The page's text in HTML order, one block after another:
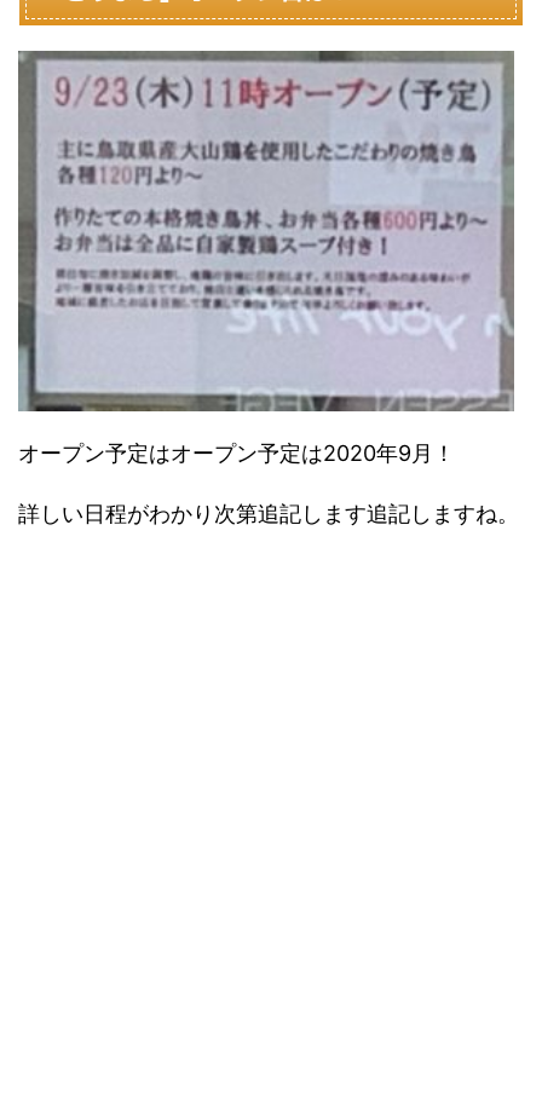
オープン予定はオープン予定は2020年9月！
詳しい日程がわかり次第追記します追記しますね。